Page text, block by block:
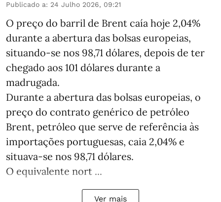
Publicado a: 24 Julho 2026, 09:21
O preço do barril de Brent caía hoje 2,04%
durante a abertura das bolsas europeias,
situando-se nos 98,71 dólares, depois de ter
chegado aos 101 dólares durante a
madrugada.
Durante a abertura das bolsas europeias, o
preço do contrato genérico de petróleo
Brent, petróleo que serve de referência às
importações portuguesas, caia 2,04% e
situava-se nos 98,71 dólares.
O equivalente nort ...
Ver mais